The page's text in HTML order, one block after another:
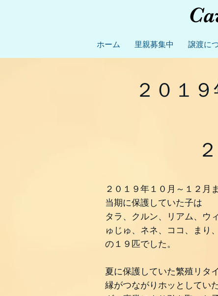
ホーム 里親募集中 譲渡に
２０１
２０１９年１０月～１２月
当期に保護していた子は
タラ、クルン、リアム、ウ
ゅじゅ、ネネ、ココ、まり
の１９匹でした。
夏に保護していた繁殖リタ
縁がつながりホッとしてい